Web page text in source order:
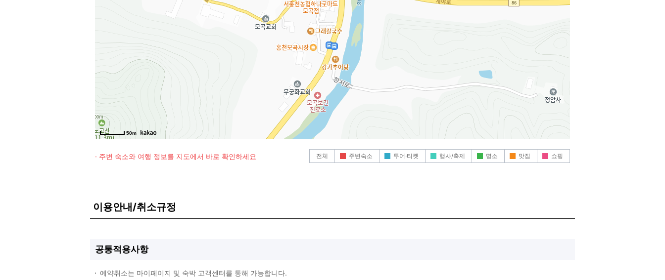
50m
· 주변 숙소와 여행 정보를 지도에서 바로 확인하세요 전체 주변숙소 투어·티켓 행사/축제 명소 맛집 쇼핑
이용안내/취소규정
공통적용사항
예약취소는 마이페이지 및 숙박 고객센터를 통해 가능합니다.